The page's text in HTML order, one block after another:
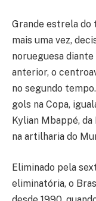
Grande estrela do
mais uma vez,
norueguesa
anterior, o
no segundo
gols na Copa,
Kylian Mbappé,
na artilharia do
Eliminado pela
eliminatória, o